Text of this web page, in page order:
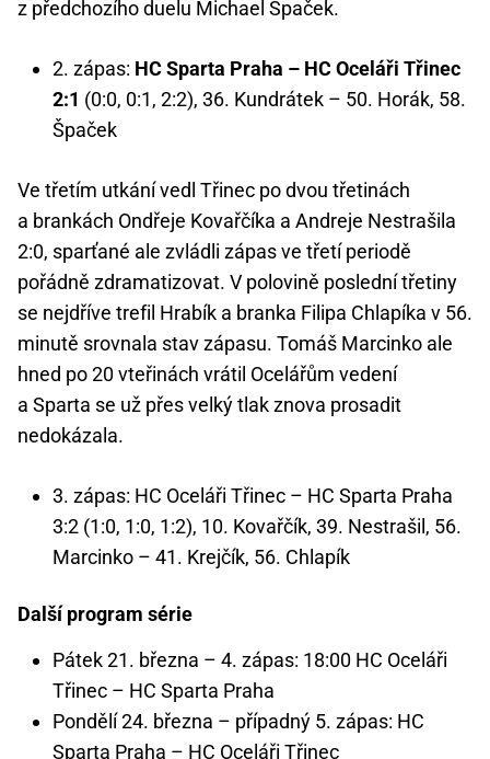
z předchozího duelu Michael Špaček.
2. zápas: HC Sparta Praha – HC Oceláři Třinec
2:1 (0:0, 0:1, 2:2), 36. Kundrátek – 50. Horák, 58.
Špaček
Ve třetím utkání vedl Třinec po dvou třetinách
a brankách Ondřeje Kovařčíka a Andreje Nestrašila
2:0, sparťané ale zvládli zápas ve třetí periodě
pořádně zdramatizovat. V polovině poslední třetiny
se nejdříve trefil Hrabík a branka Filipa Chlapíka v 56.
minutě srovnala stav zápasu. Tomáš Marcinko ale
hned po 20 vteřinách vrátil Ocelářům vedení
a Sparta se už přes velký tlak znova prosadit
nedokázala.
3. zápas: HC Oceláři Třinec – HC Sparta Praha
3:2 (1:0, 1:0, 1:2), 10. Kovařčík, 39. Nestrašil, 56.
Marcinko – 41. Krejčík, 56. Chlapík
Další program série
Pátek 21. března – 4. zápas: 18:00 HC Oceláři
Třinec – HC Sparta Praha
Pondělí 24. března – případný 5. zápas: HC
Sparta Praha – HC Oceláři Třinec